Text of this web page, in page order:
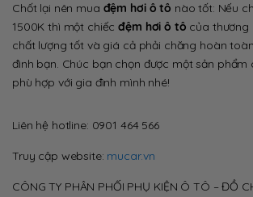
Chốt lại nên mua đệm hơi ô tô nào tốt: Nếu
1500K thì một chiếcđệm hơi ô tô của thương
chất lượng tốt và giá cả phải chăng hoàn
đình bạn. Chúc bạn chọn được một sản phẩm
phù hợp với gia đình mình nhé!
Liên hệ hotline: 0901 464 566
Truy cập website: mucar.vn
CÔNG TY PHÂN PHỐI PHỤ KIỆN Ô TÔ – ĐỒ